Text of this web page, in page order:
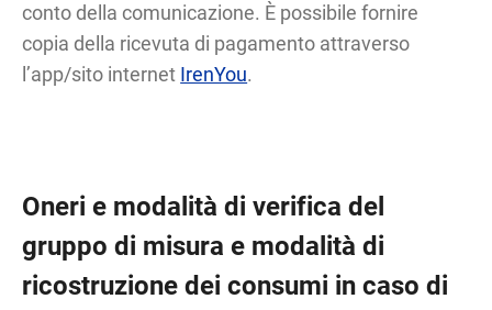
conto della comunicazione. È possibile fornire
copia della ricevuta di pagamento attraverso
l’app/sito internet IrenYou.
Oneri e modalità di verifica del
gruppo di misura e modalità di
ricostruzione dei consumi in caso di